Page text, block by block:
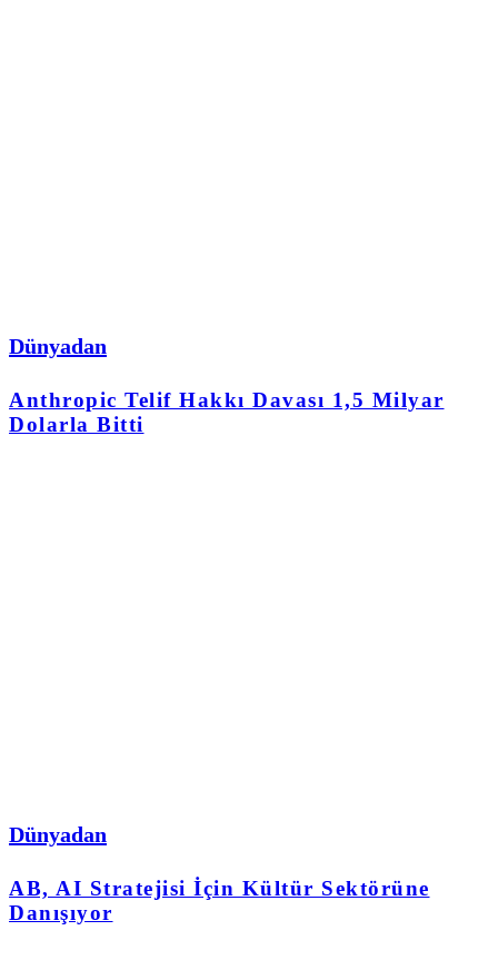
Dünyadan
Anthropic Telif Hakkı Davası 1,5 Milyar
Dolarla Bitti
Dünyadan
AB, AI Stratejisi İçin Kültür Sektörüne
Danışıyor